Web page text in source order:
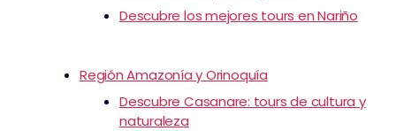
Descubre los mejores tours en Nariño
Región Amazonía y Orinoquía
Descubre Casanare: tours de cultura y
naturaleza